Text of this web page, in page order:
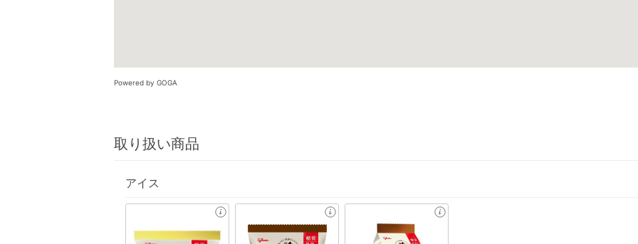
Powered by GOGA
取り扱い商品
アイス